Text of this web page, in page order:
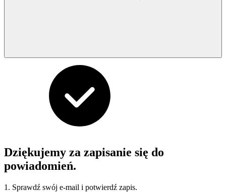
Dziękujemy za zapisanie się do
powiadomień.
1. Sprawdź swój e-mail i potwierdź zapis.